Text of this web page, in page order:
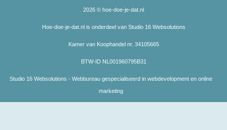
2026 © hoe-doe-je-dat.nl
Hoe-doe-je-dat.nl is onderdeel van Studio 16 Websolutions
Kamer van Koophandel nr. 34105665
BTW-ID NL001960795B31
Studio 16 Websolutions - Webbureau gespecialiseerd in webdevelopment en online
marketing